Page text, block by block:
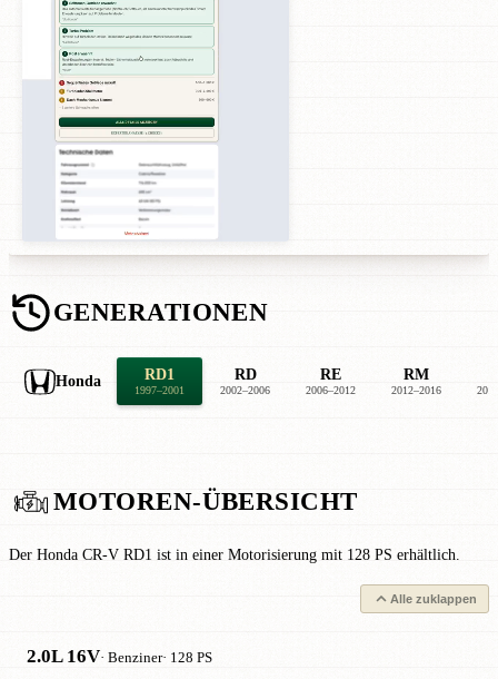
GENERATIONEN
Honda RD1
1997–2001
RD
2002–2006
RE
2006–2012
RM
2012–2016
MOTOREN-ÜBERSICHT
Der Honda CR-V RD1 ist in einer Motorisierung mit 128 PS erhältlich.
Alle zuklappen
2.0L 16V· Benziner· 128 PS